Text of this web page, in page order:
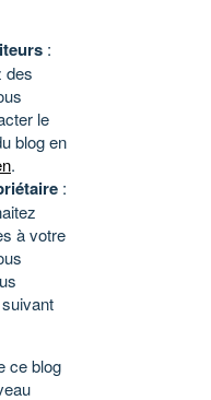
:
des
le
blog en
.
:
à votre
ce blog